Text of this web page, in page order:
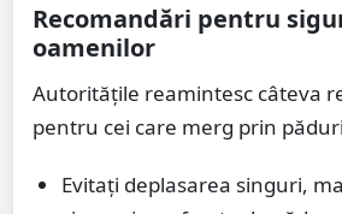
Recomandări pentru
oamenilor
Autoritățile reamintesc câteva
pentru cei care merg prin
Evitați deplasarea singuri,